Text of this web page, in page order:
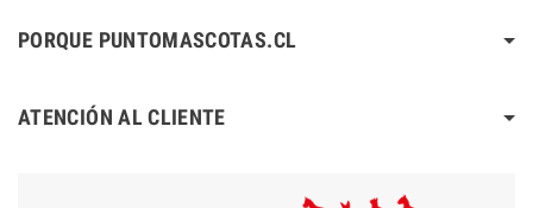
PORQUE PUNTOMASCOTAS.CL
ATENCIÓN AL CLIENTE